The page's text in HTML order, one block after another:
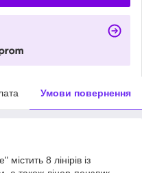
Умови повернення
8 лінірів із